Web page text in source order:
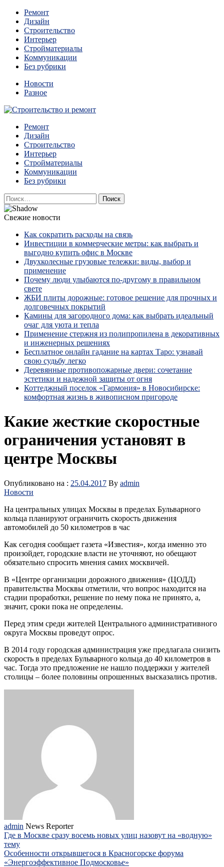
Перейти
содержимому
Ремонт
Дизайн
Строительство
Интерьер
Стройматериалы
Коммуникации
Без рубрики
Новости
Разное
Строительство и ремонт
Квартиры и дома, в которых живут разные люди, очень
отличаются между собой.
Ремонт
Дизайн
Строительство
Интерьер
Стройматериалы
Коммуникации
Без рубрики
Найти:
Свежие новости
Как сократить расходы на связь
Инвестиции в коммерческие метры: как выбрать и
выгодно купить офис в Москве
Двухколесные грузовые тележки: виды, выбор и
применение
Почему люди улыбаются по‑другому в правильном
свете
ЖБИ плиты дорожные: готовое решение для прочных и
долговечных покрытий
Камины для загородного дома: как выбрать идеальный
очаг для уюта и тепла
Применение стержня из полипропилена в декоративных
и инженерных решениях
Бесплатное онлайн гадание на картах Таро: узнавай
свою судьбу легко
Деревянные противопожарные двери: сочетание
эстетики и надежной защиты от огня
Коттеджный поселок «Гармония» в Новосибирске:
комфортная жизнь в живописном пригороде
Какие жесткие скоростные
ограничения установят в
центре Москвы
Опубликовано на : 25.04.2017 By admin
Новости
На центральных улицах Москвы в пределах Бульварного
кольца планируют ограничить скорость движения
автомобилей до 50 километров в час
Как сегодня сообщает газета «Известия», когда именно это
произойдет, городские власти не уточняют, но обещают
обязательно спросить мнения самих москвичей.
В «Центре организации дорожного движения» (ЦОДД)
правительства Москвы отметили, что вопрос находится на
стадии проработки, решение по нему пока не принято, а,
значит, сроки пока не определены.
Перед этим среди жителей Центрального административного
округа Москвы проведут опрос.
В 2014 году городская администрация уже предлагала снизить
скорость в пределах Бульварного кольца до 40 километров в
час. Тогда это предложение не нашло поддержки у жителей
столицы – более половины опрошенных высказались против.
admin News Reporter
Где в Москве сразу восемь новых улиц назовут на «водную»
тему
Особенности открывшегося в Красногорске форума
«Энергоэффективное Подмосковье»